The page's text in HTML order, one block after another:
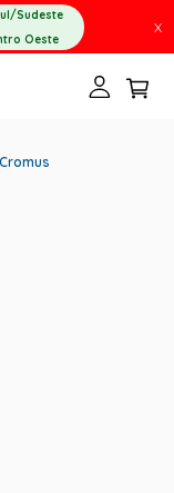
Sudeste
Oeste
X